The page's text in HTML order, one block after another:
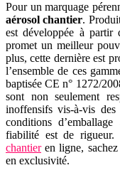
Pour un marquage
aérosol chantier.
est développée à partir
promet un meilleur
plus, cette dernière est
l’ensemble de ces
baptisée CE n° 1272/
sont non seulement
inoffensifs vis-à-vis
conditions
fiabilité est de
chantieren ligne, sachez
en exclusivité.